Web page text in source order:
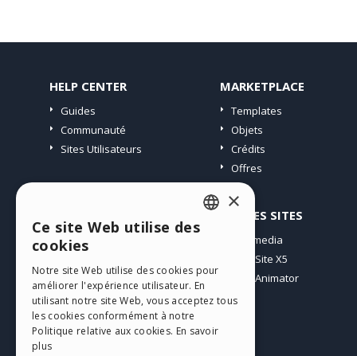
HELP CENTER
Guides
Communauté
Sites Utilisateurs
MARKETPLACE
Templates
Objets
Crédits
Offres
Mes Messages
Télécharger
Espace Web
Mes Crédits
AUTRES SITES
Incomedia
WebSite X5
WebAnimator
ENGLISH
GERMAN
SPANISH
×
Ce site Web utilise des
cookies
Notre site Web utilise des cookies pour
améliorer l'expérience utilisateur. En
utilisant notre site Web, vous acceptez tous
les cookies conformément à notre
Politique relative aux cookies. En savoir
plus